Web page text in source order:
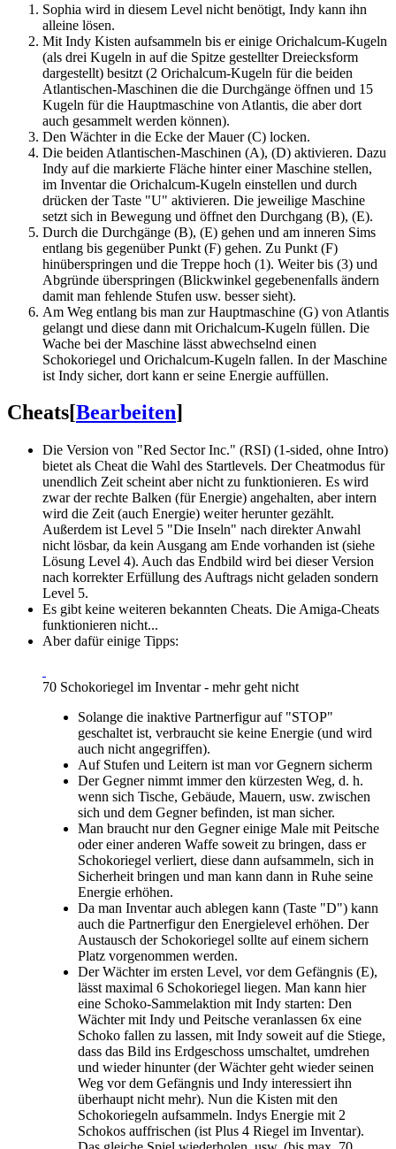
Sophia wird in diesem Level nicht benötigt, Indy kann ihn
alleine lösen.
Mit Indy Kisten aufsammeln bis er einige Orichalcum-Kugeln
(als drei Kugeln in auf die Spitze gestellter Dreiecksform
dargestellt) besitzt (2 Orichalcum-Kugeln für die beiden
Atlantischen-Maschinen die die Durchgänge öffnen und 15
Kugeln für die Hauptmaschine von Atlantis, die aber dort
auch gesammelt werden können).
Den Wächter in die Ecke der Mauer (C) locken.
Die beiden Atlantischen-Maschinen (A), (D) aktivieren. Dazu
Indy auf die markierte Fläche hinter einer Maschine stellen,
im Inventar die Orichalcum-Kugeln einstellen und durch
drücken der Taste "U" aktivieren. Die jeweilige Maschine
setzt sich in Bewegung und öffnet den Durchgang (B), (E).
Durch die Durchgänge (B), (E) gehen und am inneren Sims
entlang bis gegenüber Punkt (F) gehen. Zu Punkt (F)
hinüberspringen und die Treppe hoch (1). Weiter bis (3) und
Abgründe überspringen (Blickwinkel gegebenenfalls ändern
damit man fehlende Stufen usw. besser sieht).
Am Weg entlang bis man zur Hauptmaschine (G) von Atlantis
gelangt und diese dann mit Orichalcum-Kugeln füllen. Die
Wache bei der Maschine lässt abwechselnd einen
Schokoriegel und Orichalcum-Kugeln fallen. In der Maschine
ist Indy sicher, dort kann er seine Energie auffüllen.
Cheats[Bearbeiten]
Die Version von "Red Sector Inc." (RSI) (1-sided, ohne Intro)
bietet als Cheat die Wahl des Startlevels. Der Cheatmodus für
unendlich Zeit scheint aber nicht zu funktionieren. Es wird
zwar der rechte Balken (für Energie) angehalten, aber intern
wird die Zeit (auch Energie) weiter herunter gezählt.
Außerdem ist Level 5 "Die Inseln" nach direkter Anwahl
nicht lösbar, da kein Ausgang am Ende vorhanden ist (siehe
Lösung Level 4). Auch das Endbild wird bei dieser Version
nach korrekter Erfüllung des Auftrags nicht geladen sondern
Level 5.
Es gibt keine weiteren bekannten Cheats. Die Amiga-Cheats
funktionieren nicht...
Aber dafür einige Tipps:
70 Schokoriegel im Inventar - mehr geht nicht
Solange die inaktive Partnerfigur auf "STOP"
geschaltet ist, verbraucht sie keine Energie (und wird
auch nicht angegriffen).
Auf Stufen und Leitern ist man vor Gegnern sicherm
Der Gegner nimmt immer den kürzesten Weg, d. h.
wenn sich Tische, Gebäude, Mauern, usw. zwischen
sich und dem Gegner befinden, ist man sicher.
Man braucht nur den Gegner einige Male mit Peitsche
oder einer anderen Waffe soweit zu bringen, dass er
Schokoriegel verliert, diese dann aufsammeln, sich in
Sicherheit bringen und man kann dann in Ruhe seine
Energie erhöhen.
Da man Inventar auch ablegen kann (Taste "D") kann
auch die Partnerfigur den Energielevel erhöhen. Der
Austausch der Schokoriegel sollte auf einem sichern
Platz vorgenommen werden.
Der Wächter im ersten Level, vor dem Gefängnis (E),
lässt maximal 6 Schokoriegel liegen. Man kann hier
eine Schoko-Sammelaktion mit Indy starten: Den
Wächter mit Indy und Peitsche veranlassen 6x eine
Schoko fallen zu lassen, mit Indy soweit auf die Stiege,
dass das Bild ins Erdgeschoss umschaltet, umdrehen
und wieder hinunter (der Wächter geht wieder seinen
Weg vor dem Gefängnis und Indy interessiert ihn
überhaupt nicht mehr). Nun die Kisten mit den
Schokoriegeln aufsammeln. Indys Energie mit 2
Schokos auffrischen (ist Plus 4 Riegel im Inventar).